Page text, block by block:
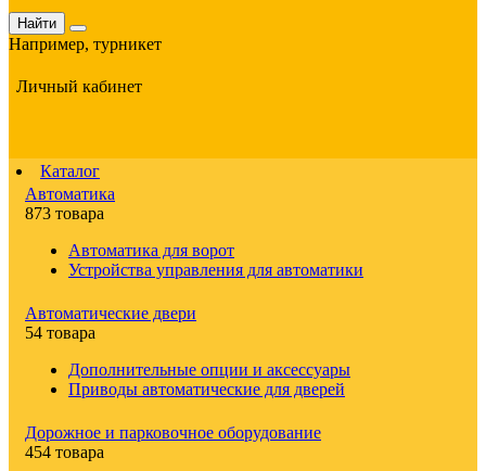
Найти
Например, турникет
Личный кабинет
Каталог
Автоматика
873 товара
Автоматика для ворот
Устройства управления для автоматики
Автоматические двери
54 товара
Дополнительные опции и аксессуары
Приводы автоматические для дверей
Дорожное и парковочное оборудование
454 товара